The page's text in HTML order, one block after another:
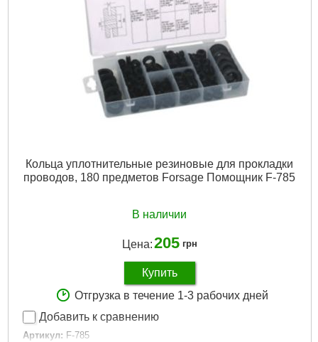
Трещоточный механизм:
Нет
Пластиковый держатель
Шарнирный механизм:
Подробнее...
Кольца уплотнительные резиновые для прокладки
проводов, 180 предметов Forsage Помощник F-785
В наличии
Цена:205 грн
Купить
Отгрузка в течение 1-3 рабочих дней
Добавить к сравнению
Артикул: F-785